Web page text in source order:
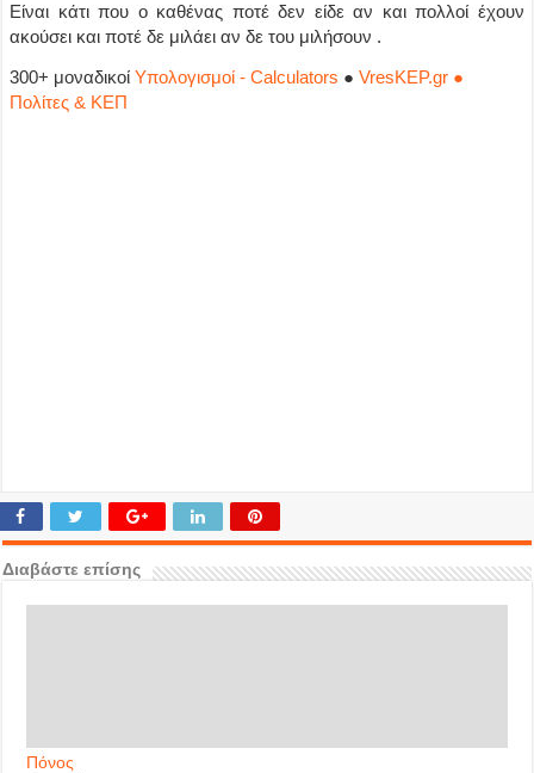
Είναι κάτι που ο καθένας ποτέ δεν είδε αν και πολλοί έχουν
ακούσει και ποτέ δε μιλάει αν δε του μιλήσουν .
300+ μοναδικοίΥπολογισμοί - Calculators ●VresKEP.gr ●
Πολίτες & ΚΕΠ
Διαβάστε επίσης
Πόνος